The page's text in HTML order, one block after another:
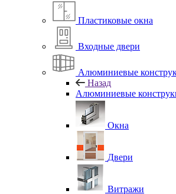
Пластиковые окна
Входные двери
Алюминиевые
Назад
Алюминиевые
Окна
Двери
Витражи